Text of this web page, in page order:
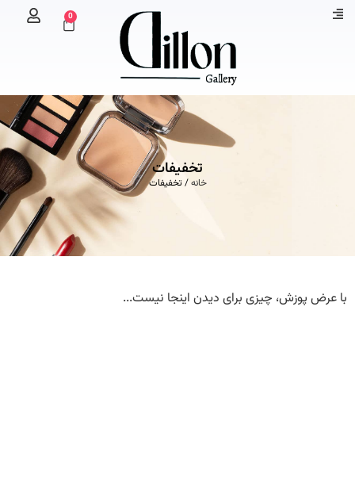
0
تخفیفات
خانه/ تخفیفات
با عرض پوزش، چیزی برای دیدن اینجا نیست...